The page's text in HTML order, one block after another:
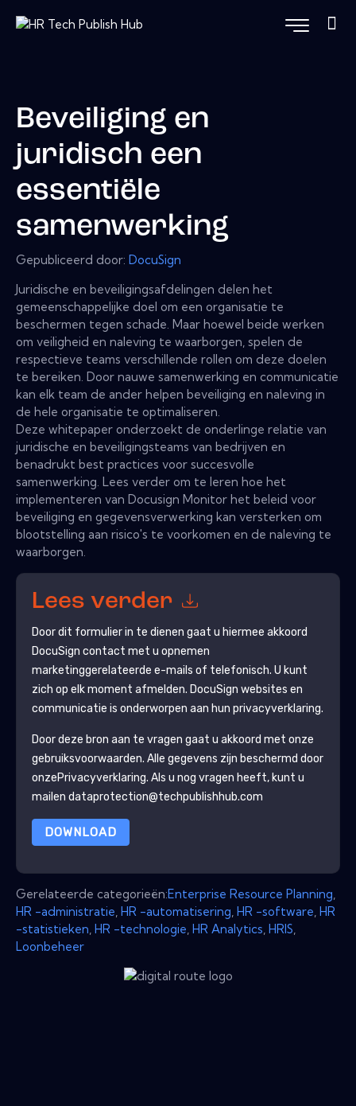
Beveiliging en
juridisch een
essentiële
samenwerking
Gepubliceerd door: DocuSign
Juridische en beveiligingsafdelingen delen het
gemeenschappelijke doel om een ​​organisatie te
beschermen tegen schade. Maar hoewel beide werken
om veiligheid en naleving te waarborgen, spelen de
respectieve teams verschillende rollen om deze doelen
te bereiken. Door nauwe samenwerking en communicatie
kan elk team de ander helpen beveiliging en naleving in
de hele organisatie te optimaliseren.
Deze whitepaper onderzoekt de onderlinge relatie van
juridische en beveiligingsteams van bedrijven en
benadrukt best practices voor succesvolle
samenwerking. Lees verder om te leren hoe het
implementeren van Docusign Monitor het beleid voor
beveiliging en gegevensverwerking kan versterken om
blootstelling aan risico's te voorkomen en de naleving te
waarborgen.
Lees verder
Door dit formulier in te dienen gaat u hiermee akkoord
DocuSign contact met u opnemen
marketinggerelateerde e-mails of telefonisch. U kunt
zich op elk moment afmelden. DocuSign websites en
communicatie is onderworpen aan hun privacyverklaring.
Door deze bron aan te vragen gaat u akkoord met onze
gebruiksvoorwaarden. Alle gegevens zijn beschermd door
onzePrivacyverklaring. Als u nog vragen heeft, kunt u
mailen dataprotection@techpublishhub.com
DOWNLOAD
Gerelateerde categorieën:Enterprise Resource Planning
HR -administratie HR -automatisering HR -software HR
-statistieken HR -technologie HR Analytics HRIS
Loonbeheer